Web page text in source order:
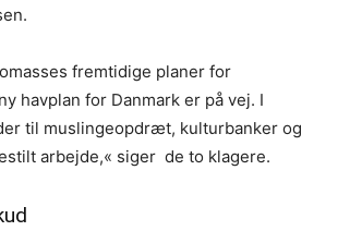
fremtidige planer for
havplan for Danmark er på vej. I
til muslingeopdræt, kulturbanker og
arbejde,« siger de to klagere.